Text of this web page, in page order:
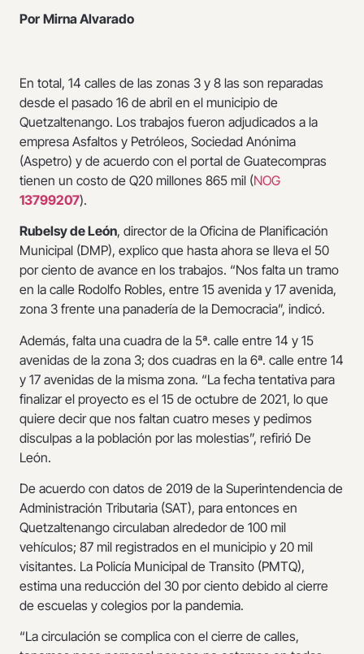
Por Mirna Alvarado
En total, 14 calles de las zonas 3 y 8 las son reparadas
desde el pasado 16 de abril en el municipio de
Quetzaltenango. Los trabajos fueron adjudicados a la
empresa Asfaltos y Petróleos, Sociedad Anónima
(Aspetro) y de acuerdo con el portal de Guatecompras
tienen un costo de Q20 millones 865 mil (NOG
13799207).
Rubelsy de León, director de la Oficina de Planificación
Municipal (DMP), explico que hasta ahora se lleva el 50
por ciento de avance en los trabajos. “Nos falta un tramo
en la calle Rodolfo Robles, entre 15 avenida y 17 avenida,
zona 3 frente una panadería de la Democracia”, indicó.
Además, falta una cuadra de la 5ª. calle entre 14 y 15
avenidas de la zona 3; dos cuadras en la 6ª. calle entre 14
y 17 avenidas de la misma zona. “La fecha tentativa para
finalizar el proyecto es el 15 de octubre de 2021, lo que
quiere decir que nos faltan cuatro meses y pedimos
disculpas a la población por las molestias”, refirió De
León.
De acuerdo con datos de 2019 de la Superintendencia de
Administración Tributaria (SAT), para entonces en
Quetzaltenango circulaban alrededor de 100 mil
vehículos; 87 mil registrados en el municipio y 20 mil
visitantes. La Policía Municipal de Transito (PMTQ),
estima una reducción del 30 por ciento debido al cierre
de escuelas y colegios por la pandemia.
“La circulación se complica con el cierre de calles,